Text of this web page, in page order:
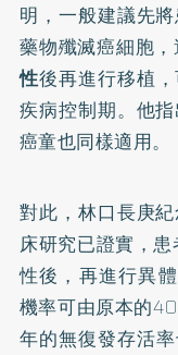
明，一般建議先
藥物殲滅癌細胞，
性後再進行移植
疾病控制期。他
癌童也同樣適用。
對此，林口長庚
床研究已證實，
性後，再進行異
機率可由原本的
年的無復發存活